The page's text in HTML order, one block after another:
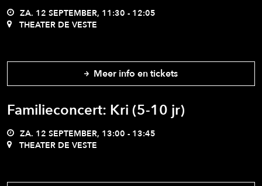
ZA. 12 SEPTEMBER, 11:30 - 12:05
THEATER DE VESTE
Meer info en tickets
Familieconcert: Kri (5-10 jr)
ZA. 12 SEPTEMBER, 13:00 - 13:45
THEATER DE VESTE